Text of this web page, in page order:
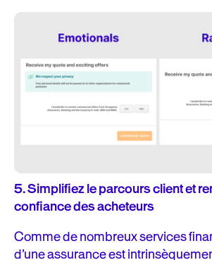
5.Simplifiez le parcours client et
confiance des acheteurs
Comme de nombreux services
d’une assurance est